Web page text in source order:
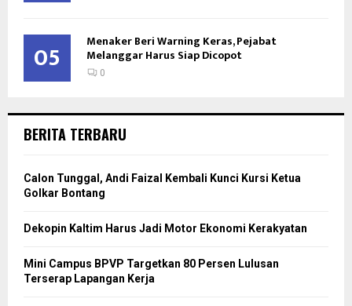
05 Menaker Beri Warning Keras, Pejabat
Melanggar Harus Siap Dicopot
0
BERITA TERBARU
Calon Tunggal, Andi Faizal Kembali Kunci Kursi Ketua
Golkar Bontang
Dekopin Kaltim Harus Jadi Motor Ekonomi Kerakyatan
Mini Campus BPVP Targetkan 80 Persen Lulusan
Terserap Lapangan Kerja